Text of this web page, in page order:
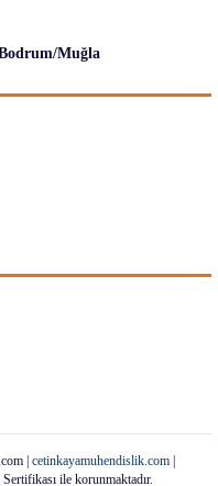
Muğla
| cetinkayamuhendislik.com
ile korunmaktadır.